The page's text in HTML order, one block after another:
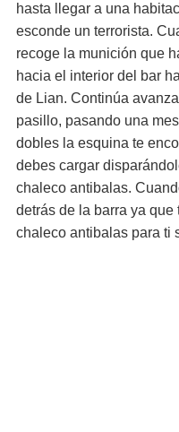
hasta llegar a una
esconde un terrorista.
recoge la munición que
hacia el interior del bar
de Lian. Continúa
pasillo, pasando una
dobles la esquina te
debes cargar
chaleco antibalas.
detrás de la barra ya
chaleco antibalas para ti